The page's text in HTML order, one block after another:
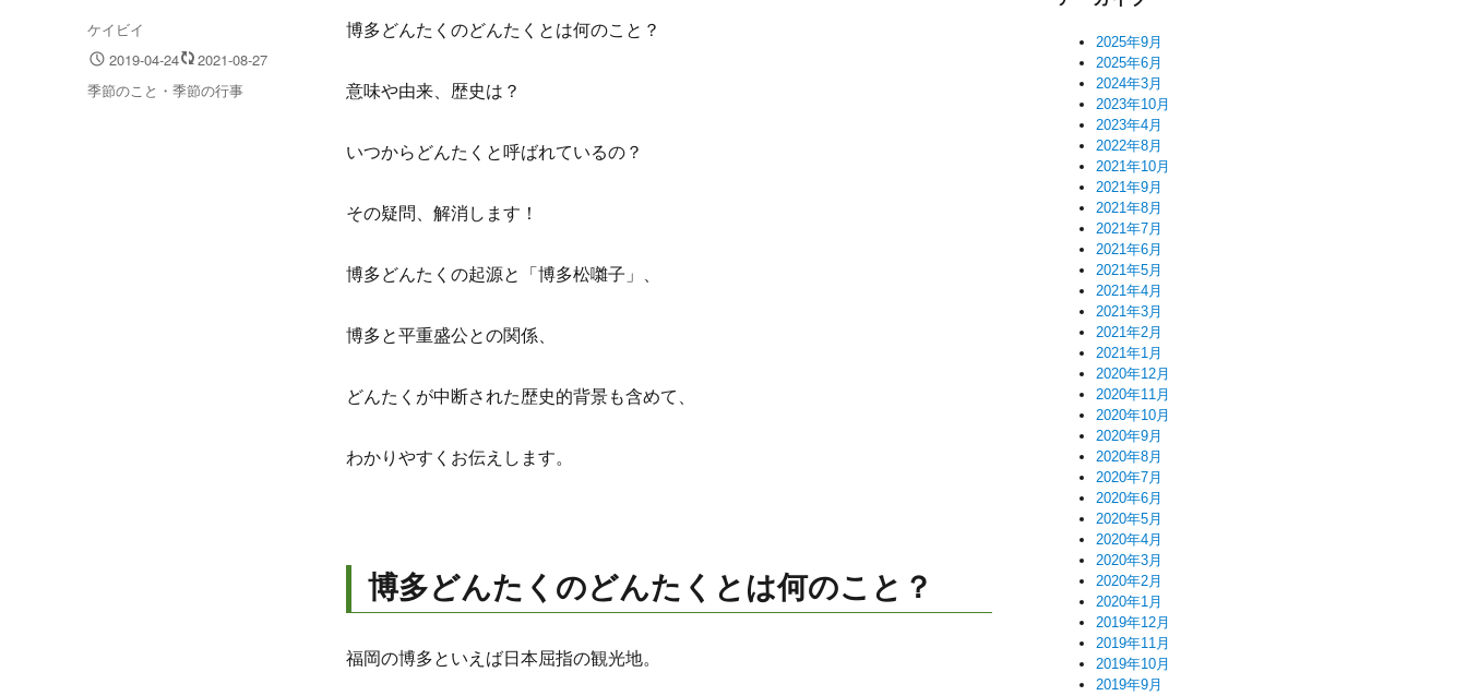
博多どんたくのどんたくとは何のこと？
意味や由来、歴史は？
いつからどんたくと呼ばれているの？
その疑問、解消します！
博多どんたくの起源と「博多松囃子」、
博多と平重盛公との関係、
どんたくが中断された歴史的背景も含めて、
わかりやすくお伝えします。
博多どんたくのどんたくとは何のこと？
福岡の博多といえば日本屈指の観光地。
投
稿
者
ケイビイ
投
稿
日:
2019-04-24
2021-08-27
カ
季節のこと・季節の行事
2025年9月
2025年6月
2024年3月
2023年10月
2023年4月
2022年8月
2021年10月
2021年9月
2021年8月
2021年7月
2021年6月
2021年5月
2021年4月
2021年3月
2021年2月
2021年1月
2020年12月
2020年11月
2020年10月
2020年9月
2020年8月
2020年7月
2020年6月
2020年5月
2020年4月
2020年3月
2020年2月
2020年1月
2019年12月
2019年11月
2019年10月
2019年9月